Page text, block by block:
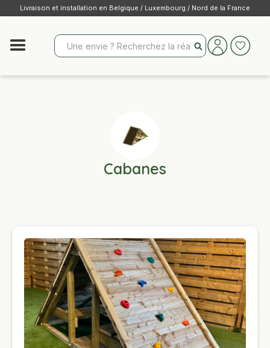
Livraison et installation en Belgique / Luxembourg / Nord de la France
Cabanes